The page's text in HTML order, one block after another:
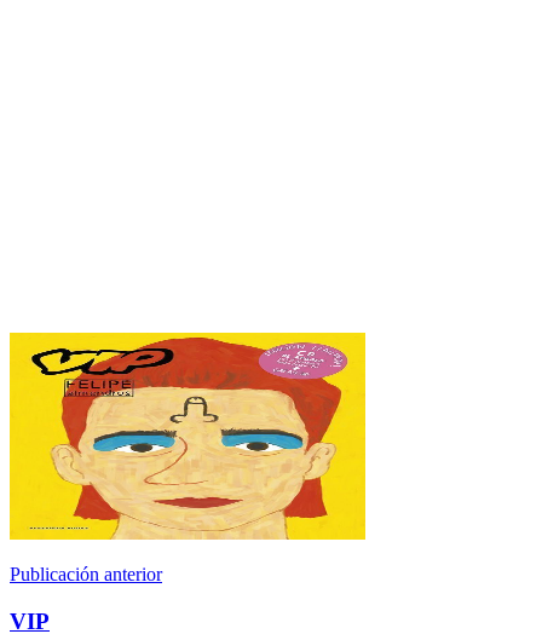
Publicación anterior
VIP